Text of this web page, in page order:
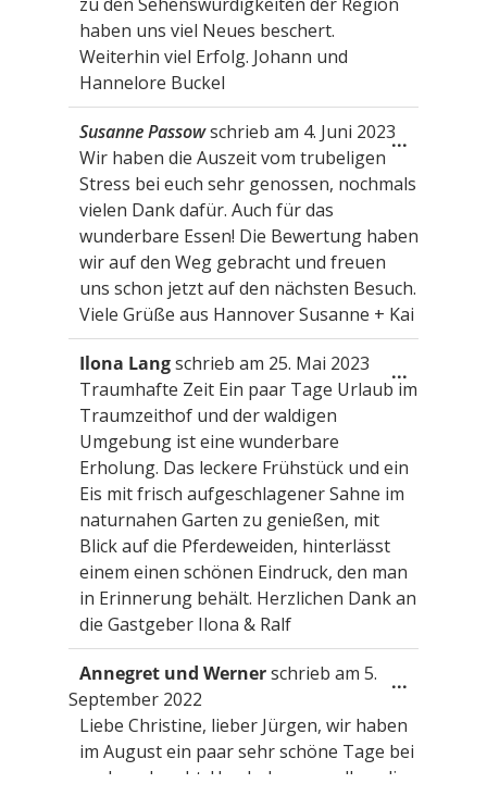
haben uns viel Neues beschert.
Weiterhin viel Erfolg. Johann und
Hannelore Buckel
Susanne Passow schrieb am 4. Juni 2023
Wir haben die Auszeit vom trubeligen
Stress bei euch sehr genossen, nochmals
vielen Dank dafür. Auch für das
wunderbare Essen! Die Bewertung haben
wir auf den Weg gebracht und freuen
uns schon jetzt auf den nächsten Besuch.
Viele Grüße aus Hannover Susanne + Kai
...
ein-/
Ilona Langschrieb am 25. Mai 2023
Traumhafte Zeit Ein paar Tage Urlaub im
Traumzeithof und der waldigen
Umgebung ist eine wunderbare
Erholung. Das leckere Frühstück und ein
Eis mit frisch aufgeschlagener Sahne im
naturnahen Garten zu genießen, mit
Blick auf die Pferdeweiden, hinterlässt
einem einen schönen Eindruck, den man
in Erinnerung behält. Herzlichen Dank an
die Gastgeber Ilona & Ralf
...
Metabox
Annegret und Wernerschrieb am 5.
September 2022
Liebe Christine, lieber Jürgen, wir haben
im August ein paar sehr schöne Tage bei
euch verbracht. Uns haben vor allem die
...